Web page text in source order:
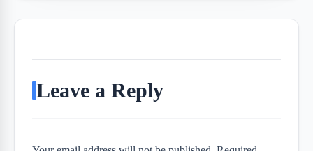
Leave a Reply